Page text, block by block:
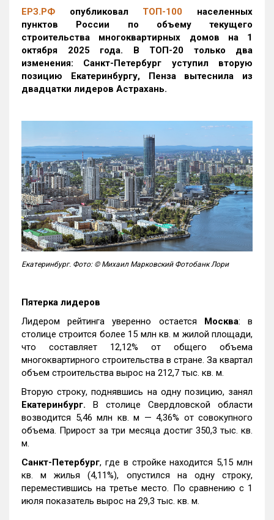
ЕРЗ.РФ опубликовал ТОП-100 населенных
пунктов России по объему текущего
строительства многоквартирных домов на 1
октября 2025 года. В ТОП-20 только два
изменения: Санкт-Петербург уступил вторую
позицию Екатеринбургу, Пенза вытеснила из
двадцатки лидеров Астрахань.
Екатеринбург. Фото: © Михаил Марковский Фотобанк Лори
Пятерка лидеров
Лидером рейтинга уверенно остается Москва: в
столице строится более 15 млн кв. м жилой площади,
что составляет 12,12% от общего объема
многоквартирного строительства в стране. За квартал
объем строительства вырос на 212,7 тыс. кв. м.
Вторую строку, поднявшись на одну позицию, занял
Екатеринбург. В столице Свердловской области
возводится 5,46 млн кв. м — 4,36% от совокупного
объема. Прирост за три месяца достиг 350,3 тыс. кв.
м.
Санкт-Петербург, где в стройке находится 5,15 млн
кв. м жилья (4,11%), опустился на одну строку,
переместившись на третье место. По сравнению с 1
июля показатель вырос на 29,3 тыс. кв. м.